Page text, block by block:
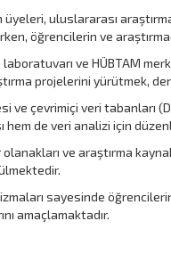
uluslararası
öğrencilerin ve
ve HÜBTAM
projelerini yürütmek,
ve çevrimiçi veri tabanları
de veri analizi için
ve araştırma
sayesinde
amaçlamaktadır.